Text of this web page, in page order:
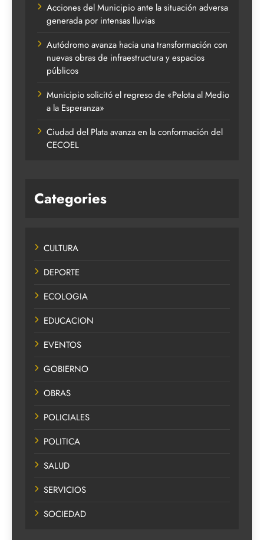
Acciones del Municipio ante la situación adversa
generada por intensas lluvias
Autódromo avanza hacia una transformación con
nuevas obras de infraestructura y espacios
públicos
Municipio solicitó el regreso de «Pelota al Medio
a la Esperanza»
Ciudad del Plata avanza en la conformación del
CECOEL
Categories
CULTURA
DEPORTE
ECOLOGIA
EDUCACION
EVENTOS
GOBIERNO
OBRAS
POLICIALES
POLITICA
SALUD
SERVICIOS
SOCIEDAD